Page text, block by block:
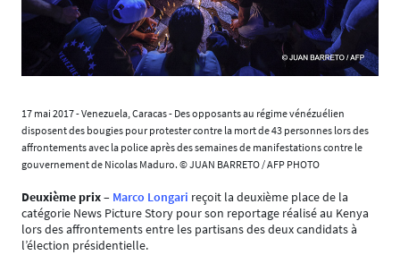
17 mai 2017 - Venezuela, Caracas - Des opposants au régime vénézuélien
disposent des bougies pour protester contre la mort de 43 personnes lors des
affrontements avec la police après des semaines de manifestations contre le
gouvernement de Nicolas Maduro. © JUAN BARRETO / AFP PHOTO
Deuxième prix– Marco Longari reçoit la deuxième place de la
catégorie News Picture Story pour son reportage réalisé au Kenya
lors des affrontements entre les partisans des deux candidats à
l’élection présidentielle.